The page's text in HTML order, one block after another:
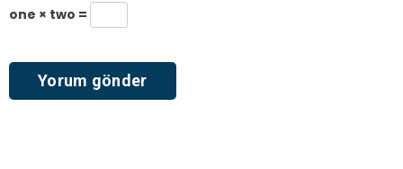
one × two =